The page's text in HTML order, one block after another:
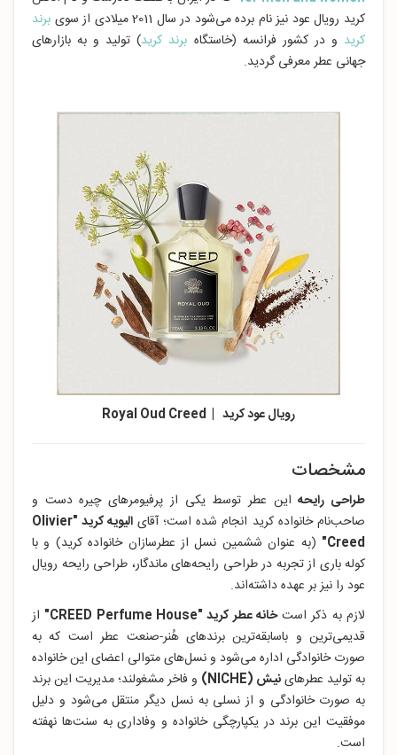
کرید رویال عود نیز نام برده می‌شود در سال 2011 میلادی از سوی
برند
کرید و در کشور فرانسه (خاستگاه برند کرید) تولید و به بازارهای
جهانی عطر معرفی گردید.
رویال عود کرید | Royal Oud Creed
مشخصات
طراحی رایحهاین عطر توسط یکی از پرفیومرهای چیره دست و
صاحب‌نام خانواده کرید انجام شده است؛ آقای
الیویه کرید "Olivier
Creed" (به عنوان ششمین نسل از عطرسازان خانواده کرید) و با
کوله باری از تجربه در طراحی رایحه‌های ماندگار، طراحی رایحه رویال
عود را نیز بر عهده داشته‌اند.
لازم به ذکر استخانه عطر کرید "CREED Perfume House"
از
قدیمی‌ترین و باسابقه‌ترین برندهای هُنر-صنعت عطر است که به
صورت خانوادگی اداره می‌شود و نسل‌های متوالی اعضای این خانواده
به تولید عطرهاینیش (NICHE)
و فاخر مشغولند؛ مدیریت این برند
به صورت خانوادگی و از نسلی به نسل دیگر منتقل می‌شود و دلیل
موفقیت این برند در یکپارچگی خانواده و وفاداری به سنت‌ها نهفته
است.